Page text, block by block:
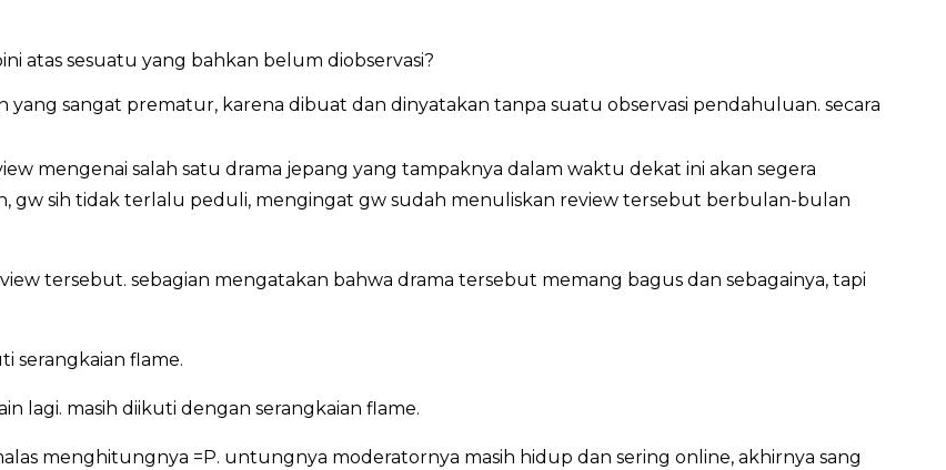
atas sesuatu yang bahkan belum diobservasi?
yang sangat prematur, karena dibuat dan dinyatakan tanpa suatu observasi pendahuluan. secara
mengenai salah satu drama jepang yang tampaknya dalam waktu dekat ini akan segera
gw sih tidak terlalu peduli, mengingat gw sudah menuliskan review tersebut berbulan-bulan
tersebut. sebagian mengatakan bahwa drama tersebut memang bagus dan sebagainya, tapi
serangkaian flame.
lagi. masih diikuti dengan serangkaian flame.
menghitungnya =P. untungnya moderatornya masih hidup dan sering online, akhirnya sang